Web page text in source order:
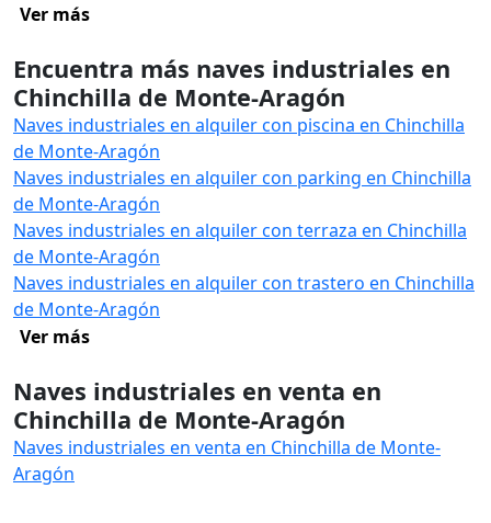
Ver más
Encuentra más naves industriales en
Chinchilla de Monte-Aragón
Naves industriales en alquiler con piscina en Chinchilla
de Monte-Aragón
Naves industriales en alquiler con parking en Chinchilla
de Monte-Aragón
Naves industriales en alquiler con terraza en Chinchilla
de Monte-Aragón
Naves industriales en alquiler con trastero en Chinchilla
de Monte-Aragón
Ver más
Naves industriales en venta en
Chinchilla de Monte-Aragón
Naves industriales en venta en Chinchilla de Monte-
Aragón